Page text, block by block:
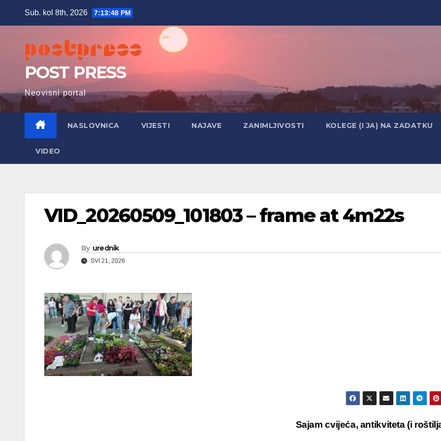
Sub. kol 8th, 2026 7:13:50 PM
POST PRESS
Neovisni portal
NASLOVNICA VIJESTI NAJAVE ZANIMLJIVOSTI KOLEGE (I JA) NA ZADATKU
VIDEO
VID_20260509_101803 – frame at 4m22s
By urednik
SVI 21, 2026
Sajam cvijeća, antikviteta (i